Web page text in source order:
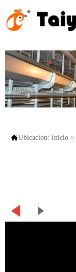
Ubicación: Inicio >
 